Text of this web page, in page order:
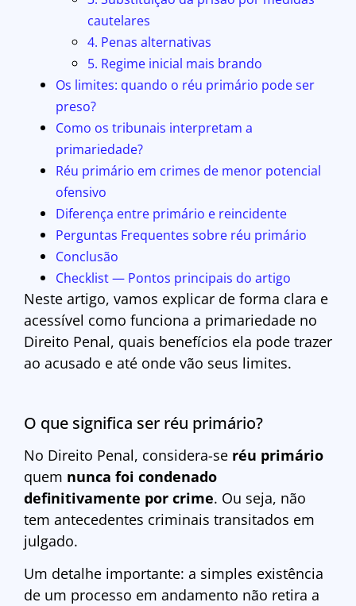
cautelares
4. Penas alternativas
5. Regime inicial mais brando
Os limites: quando o réu primário pode ser
preso?
Como os tribunais interpretam a
primariedade?
Réu primário em crimes de menor potencial
ofensivo
Diferença entre primário e reincidente
Perguntas Frequentes sobre réu primário
Conclusão
Checklist — Pontos principais do artigo
Neste artigo, vamos explicar de forma clara e
acessível como funciona a primariedade no
Direito Penal, quais benefícios ela pode trazer
ao acusado e até onde vão seus limites.
O que significa ser réu primário?
No Direito Penal, considera-se réu primário
quem nunca foi condenado
definitivamente por crime. Ou seja, não
tem antecedentes criminais transitados em
julgado.
Um detalhe importante: a simples existência
de um processo em andamento não retira a